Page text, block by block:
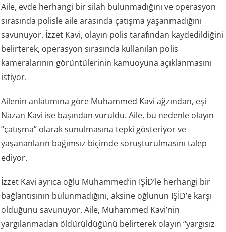
Aile, evde herhangi bir silah bulunmadığını ve operasyon
sırasında polisle aile arasında çatışma yaşanmadığını
savunuyor. İzzet Kavi, olayın polis tarafından kaydedildiğini
belirterek, operasyon sırasında kullanılan polis
kameralarının görüntülerinin kamuoyuna açıklanmasını
istiyor.
Ailenin anlatımına göre Muhammed Kavi ağzından, eşi
Nazan Kavi ise başından vuruldu. Aile, bu nedenle olayın
“çatışma” olarak sunulmasına tepki gösteriyor ve
yaşananların bağımsız biçimde soruşturulmasını talep
ediyor.
İzzet Kavi ayrıca oğlu Muhammed’in IŞİD’le herhangi bir
bağlantısının bulunmadığını, aksine oğlunun IŞİD’e karşı
olduğunu savunuyor. Aile, Muhammed Kavi’nin
yargılanmadan öldürüldüğünü belirterek olayın “yargısız